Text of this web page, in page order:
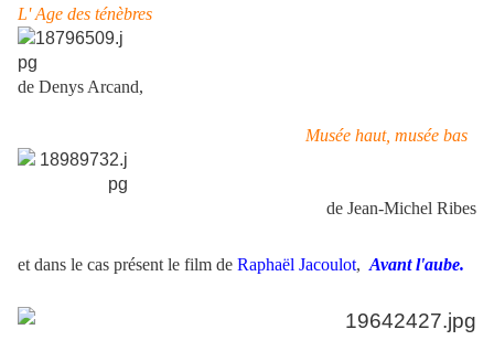
L' Age des ténèbres
de Denys Arcand,
Musée haut, musée bas
de Jean-Michel Ribes
et dans le cas présent le film de Raphaël Jacoulot, Avant l'aube.